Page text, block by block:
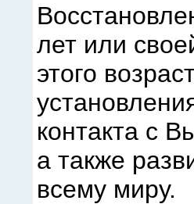
лет или
этого
контакта с
а также
всему миру.